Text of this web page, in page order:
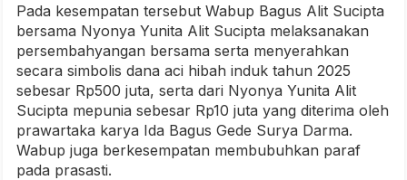
Pada kesempatan tersebut Wabup Bagus Alit Sucipta
bersama Nyonya Yunita Alit Sucipta melaksanakan
persembahyangan bersama serta menyerahkan
secara simbolis dana aci hibah induk tahun 2025
sebesar Rp500 juta, serta dari Nyonya Yunita Alit
Sucipta mepunia sebesar Rp10 juta yang diterima oleh
prawartaka karya Ida Bagus Gede Surya Darma.
Wabup juga berkesempatan membubuhkan paraf
pada prasasti.